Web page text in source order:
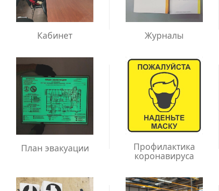
Кабинет Журналы
План эвакуации Профилактика
коронавируса